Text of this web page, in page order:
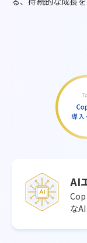
AI
な